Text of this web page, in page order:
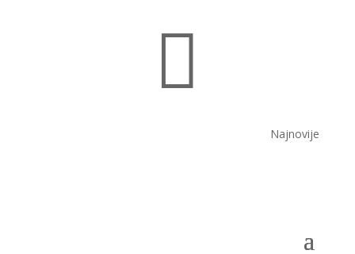

Najnovije